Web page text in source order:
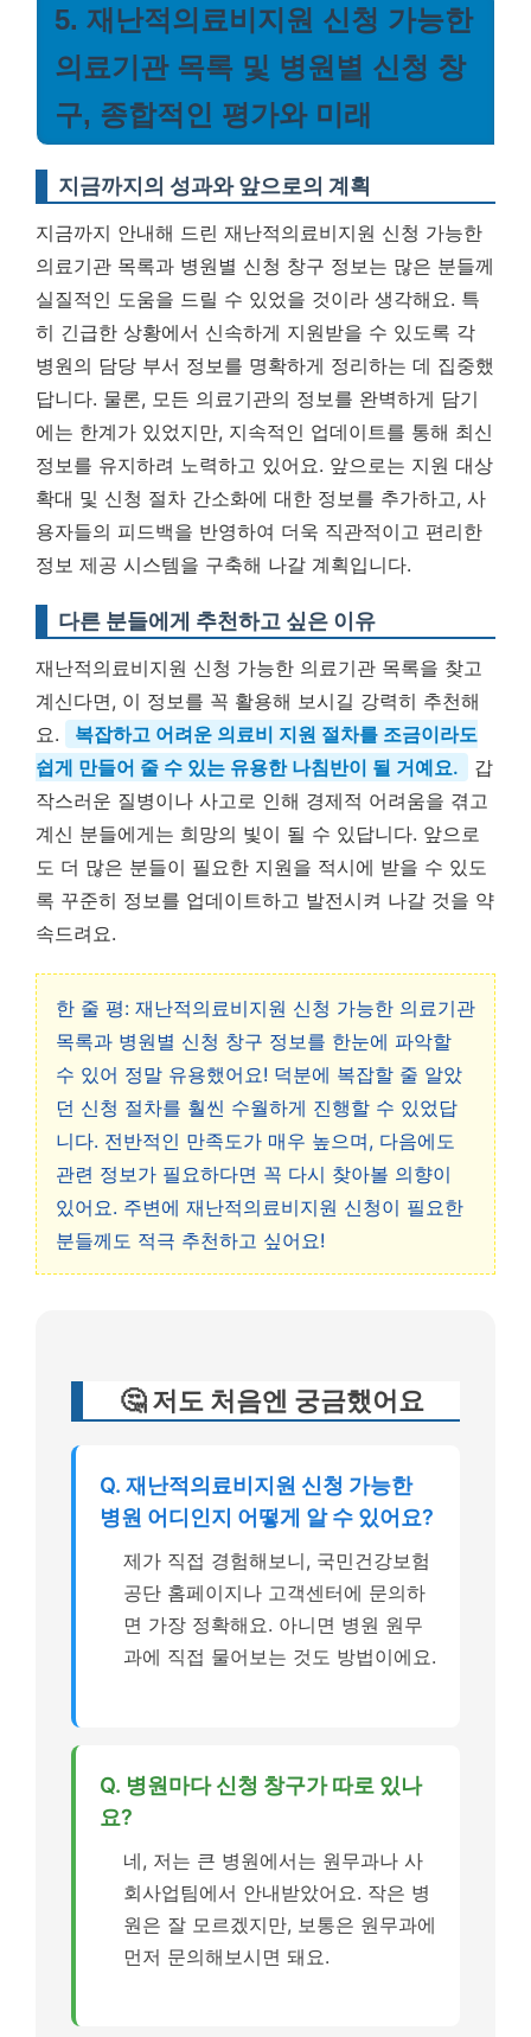
5. 재난적의료비지원 신청 가능한
의료기관 목록 및 병원별 신청 창
구, 종합적인 평가와 미래
지금까지의 성과와 앞으로의 계획
지금까지 안내해 드린 재난적의료비지원 신청 가능한
의료기관 목록과 병원별 신청 창구 정보는 많은 분들께
실질적인 도움을 드릴 수 있었을 것이라 생각해요. 특
히 긴급한 상황에서 신속하게 지원받을 수 있도록 각
병원의 담당 부서 정보를 명확하게 정리하는 데 집중했
답니다. 물론, 모든 의료기관의 정보를 완벽하게 담기
에는 한계가 있었지만, 지속적인 업데이트를 통해 최신
정보를 유지하려 노력하고 있어요. 앞으로는 지원 대상
확대 및 신청 절차 간소화에 대한 정보를 추가하고, 사
용자들의 피드백을 반영하여 더욱 직관적이고 편리한
정보 제공 시스템을 구축해 나갈 계획입니다.
다른 분들에게 추천하고 싶은 이유
재난적의료비지원 신청 가능한 의료기관 목록을 찾고
계신다면, 이 정보를 꼭 활용해 보시길 강력히 추천해
요.
복잡하고 어려운 의료비 지원 절차를 조금이라도
쉽게 만들어 줄 수 있는 유용한 나침반이 될 거예요.
갑
작스러운 질병이나 사고로 인해 경제적 어려움을 겪고
계신 분들에게는 희망의 빛이 될 수 있답니다. 앞으로
도 더 많은 분들이 필요한 지원을 적시에 받을 수 있도
록 꾸준히 정보를 업데이트하고 발전시켜 나갈 것을 약
속드려요.
한 줄 평: 재난적의료비지원 신청 가능한 의료기관
목록과 병원별 신청 창구 정보를 한눈에 파악할
수 있어 정말 유용했어요! 덕분에 복잡할 줄 알았
던 신청 절차를 훨씬 수월하게 진행할 수 있었답
니다. 전반적인 만족도가 매우 높으며, 다음에도
관련 정보가 필요하다면 꼭 다시 찾아볼 의향이
있어요. 주변에 재난적의료비지원 신청이 필요한
분들께도 적극 추천하고 싶어요!
🤔 저도 처음엔 궁금했어요
Q. 재난적의료비지원 신청 가능한
병원 어디인지 어떻게 알 수 있어요?
제가 직접 경험해보니, 국민건강보험
공단 홈페이지나 고객센터에 문의하
면 가장 정확해요. 아니면 병원 원무
과에 직접 물어보는 것도 방법이에요.
Q. 병원마다 신청 창구가 따로 있나
요?
네, 저는 큰 병원에서는 원무과나 사
회사업팀에서 안내받았어요. 작은 병
원은 잘 모르겠지만, 보통은 원무과에
먼저 문의해보시면 돼요.